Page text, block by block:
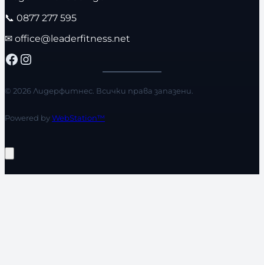
📞 0877 277 595
✉ office@leaderfitness.net
Facebook Instagram
© 2026 Лидерфитнес. Всички права запазени.
Powered byWebStation™